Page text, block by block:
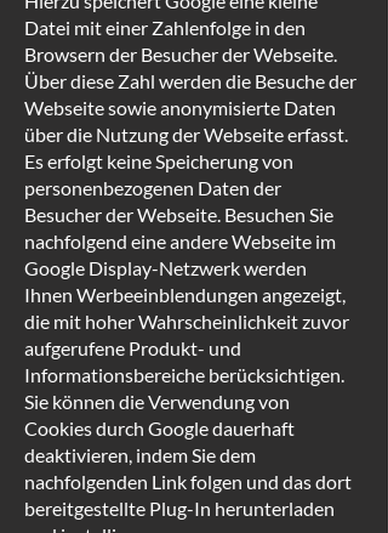
Datei mit einer Zahlenfolge in den
Browsern der Besucher der Webseite.
Über diese Zahl werden die Besuche der
Webseite sowie anonymisierte Daten
über die Nutzung der Webseite erfasst.
Es erfolgt keine Speicherung von
personenbezogenen Daten der
Besucher der Webseite. Besuchen Sie
nachfolgend eine andere Webseite im
Google Display-Netzwerk werden
Ihnen Werbeeinblendungen angezeigt,
die mit hoher Wahrscheinlichkeit zuvor
aufgerufene Produkt- und
Informationsbereiche berücksichtigen.
Sie können die Verwendung von
Cookies durch Google dauerhaft
deaktivieren, indem Sie dem
nachfolgenden Link folgen und das dort
bereitgestellte Plug-In herunterladen